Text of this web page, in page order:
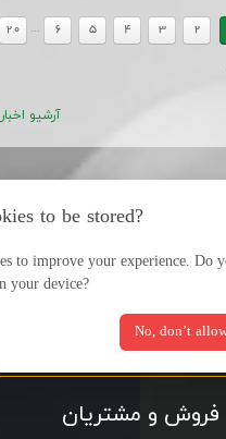
2
3
4
5
6
...
20
آرشيو اخبار
to be stored?
to improve your experience. Do
your device?
No, don’t
فروش و مشتریان